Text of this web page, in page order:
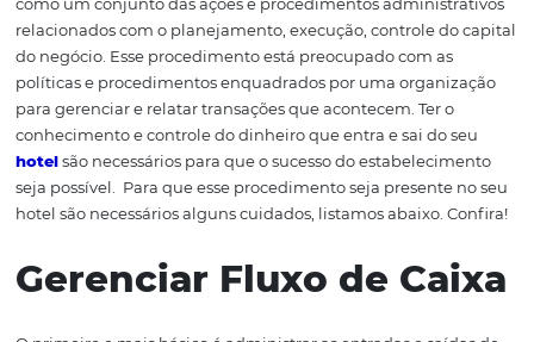
Análise
O controle financeiro de uma empresa pode ser
como um conjunto das ações e procedimentos
relacionados com o planejamento, execução, controle
do negócio. Esse procedimento está preocupado com as
para gerenciar e relatar transações que acontecem.
conhecimento e controle do dinheiro que entra e sai do